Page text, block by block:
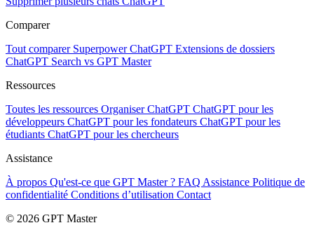
Comparer
Tout comparer Superpower ChatGPT Extensions de dossiers
ChatGPT Search vs GPT Master
Ressources
Toutes les ressources Organiser ChatGPT ChatGPT pour les
développeurs ChatGPT pour les fondateurs ChatGPT pour les
étudiants ChatGPT pour les chercheurs
Assistance
À propos Qu'est-ce que GPT Master ? FAQ Assistance Politique de
confidentialité Conditions d’utilisation Contact
© 2026 GPT Master